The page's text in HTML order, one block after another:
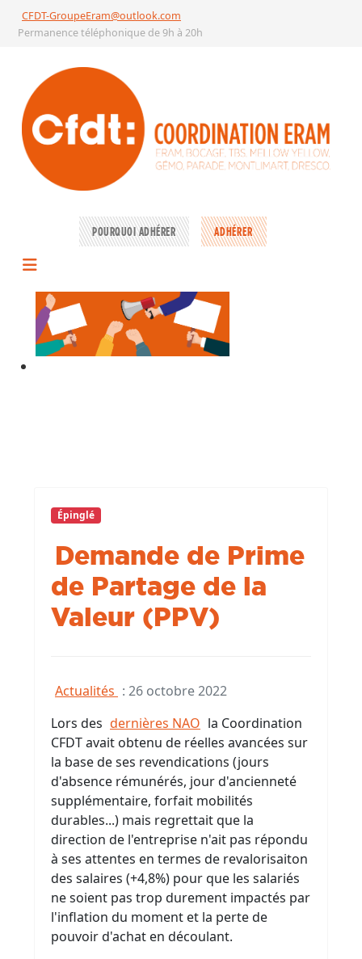
CFDT-GroupeEram@outlook.com
Permanence téléphonique de 9h à 20h
POURQUOI ADHÉRER ADHÉRER
Épinglé
Demande de Prime
de Partage de la
Valeur (PPV)
Actualités : 26 octobre 2022
Lors des dernières NAO la Coordination
CFDT avait obtenu de réelles avancées sur
la base de ses revendications (jours
d'absence rémunérés, jour d'ancienneté
supplémentaire, forfait mobilités
durables...) mais regrettait que la
direction de l'entreprise n'ait pas répondu
à ses attentes en termes de revalorisaiton
des salaires (+4,8%) pour que les salariés
ne soient pas trop durement impactés par
l'inflation du moment et la perte de
pouvoir d'achat en découlant.